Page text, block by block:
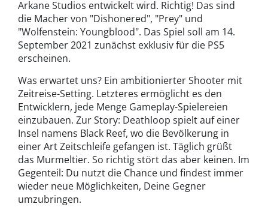
Arkane Studios entwickelt wird. Richtig! Das sind
die Macher von "Dishonered", "Prey" und
"Wolfenstein: Youngblood". Das Spiel soll am 14.
September 2021 zunächst exklusiv für die PS5
erscheinen.
Was erwartet uns? Ein ambitionierter Shooter mit
Zeitreise-Setting. Letzteres ermöglicht es den
Entwicklern, jede Menge Gameplay-Spielereien
einzubauen. Zur Story: Deathloop spielt auf einer
Insel namens Black Reef, wo die Bevölkerung in
einer Art Zeitschleife gefangen ist. Täglich grüßt
das Murmeltier. So richtig stört das aber keinen. Im
Gegenteil: Du nutzt die Chance und findest immer
wieder neue Möglichkeiten, Deine Gegner
umzubringen.